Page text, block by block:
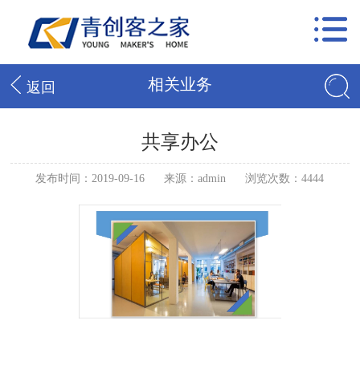
返回 相关业务
共享办公
发布时间：2019-09-16 来源：admin 浏览次数：4444